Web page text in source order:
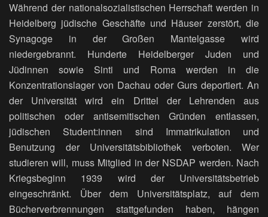
Während der nationalsozialistischen Herrschaft werden in
Heidelberg jüdische Geschäfte und Häuser zerstört, die
Synagoge in der Großen Mantelgasse wird
niedergebrannt. Hunderte Heidelberger Juden und
Jüdinnen sowie Sinti und Roma werden in die
Konzentrationslager von Dachau oder Gurs deportiert. An
der Universität wird ein Drittel der Lehrenden aus
politischen oder antisemitischen Gründen entlassen,
jüdischen Student:innen sind Immatrikulation und
Benutzung der Universitätsbibliothek verboten. Wer
studieren will, muss Mitglied in der NSDAP werden. Nach
Kriegsbeginn 1939 wird der Universitätsbetrieb
eingeschränkt. Über dem Universitätsplatz, auf dem
Bücherverbrennungen stattgefunden haben, hängen